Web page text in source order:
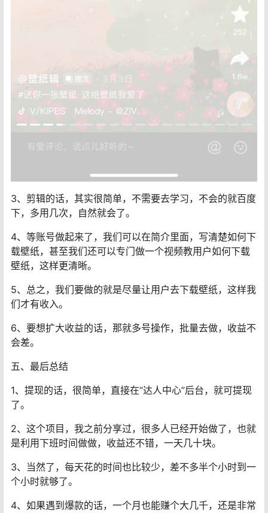
3、剪辑的话，其实很简单，不需要去学习，不会的就百度
下，多用几次，自然就会了。
4、等账号做起来了，我们可以在简介里面，写清楚如何下
载壁纸，甚至我们还可以专门做一个视频教用户如何下载
壁纸，这样更清晰。
5、总之，我们要做的就是尽量让用户去下载壁纸，这样我
们才有收入。
6、要想扩大收益的话，那就多号操作，批量去做，收益不
会差。
五、最后总结
1、提现的话，很简单，直接在“达人中心”后台，就可提现
了。
2、这个项目，我之前分享过，很多人已经开始做了，也就
是利用下班时间做做，收益还不错，一天几十块。
3、当然了，每天花的时间也比较少，差不多半个小时到一
个小时就够了。
4、如果遇到爆款的话，一个月也能赚个大几千，还是非常